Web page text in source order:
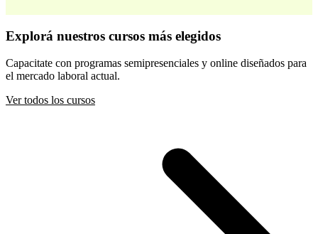
Desarrollo Infantil Temprano
$ 44.800$ 64.000
Comprar
Explorá nuestros cursos más elegidos
Capacitate con programas semipresenciales y online diseñados para
el mercado laboral actual.
Ver todos los cursos